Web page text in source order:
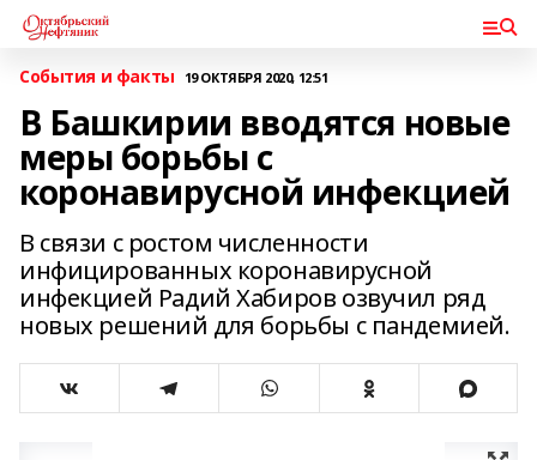
События и факты 19 ОКТЯБРЯ 2020, 12:51
В Башкирии вводятся новые
меры борьбы с
коронавирусной инфекцией
В связи с ростом численности
инфицированных коронавирусной
инфекцией Радий Хабиров озвучил ряд
новых решений для борьбы с пандемией.